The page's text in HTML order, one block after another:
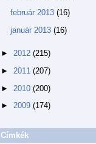
február 2013 (16)
január 2013 (16)
► 2012 (215)
► 2011 (207)
► 2010 (200)
► 2009 (174)
Címkék